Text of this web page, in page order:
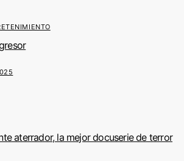
aterrador, la mejor docuserie de terror